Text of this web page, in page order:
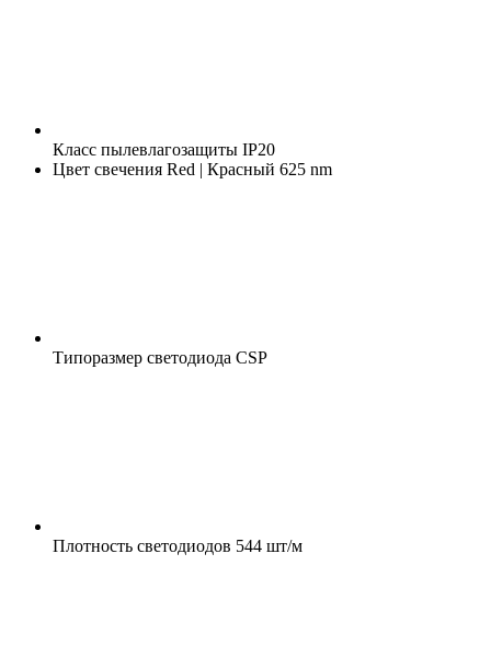
Класс пылевлагозащиты IP20
Цвет свечения Red | Красный 625 nm
Типоразмер светодиода CSP
Плотность светодиодов 544 шт/м